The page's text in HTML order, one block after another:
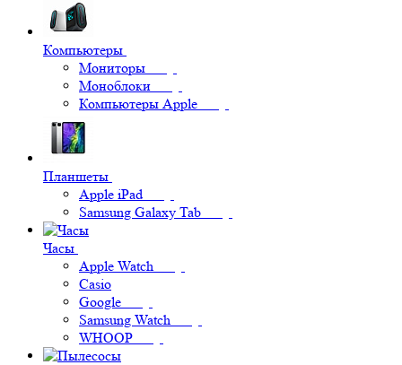
Компьютеры
Мониторы
Моноблоки
Компьютеры Apple
Планшеты
Apple iPad
Samsung Galaxy Tab
Часы
Apple Watch
Casio
Google
Samsung Watch
WHOOP